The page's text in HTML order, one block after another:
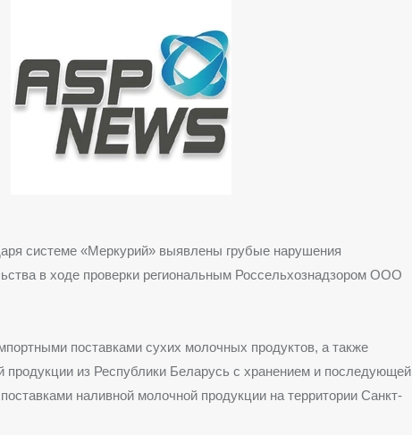
системе «Меркурий» выявлены грубые нарушения
в ходе проверки региональным Россельхознадзором ООО
поставками сухих молочных продуктов, а также
продукции из Республики Беларусь с хранением и последующей
наливной молочной продукции на территории Санкт-